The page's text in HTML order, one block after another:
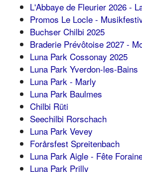
L'Abbaye de Fleurier 2026 -
Promos Le Locle -
Buchser Chilbi 2025
Braderie Prévôtoise 2027 -
Luna Park Cossonay 2025
Luna Park Yverdon-les-Bains
Luna Park - Marly
Luna Park Baulmes
Chilbi Rüti
Seechilbi Rorschach
Luna Park Vevey
Forårsfest Spreitenbach
Luna Park Aigle - Fête
Luna Park Prilly